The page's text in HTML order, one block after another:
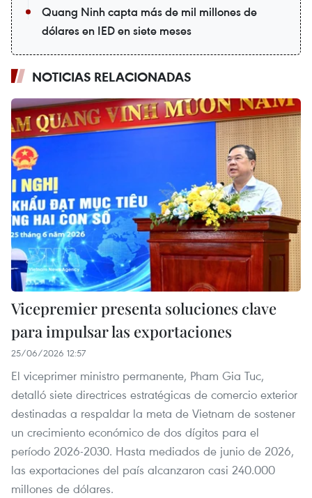
Quang Ninh capta más de mil millones de
dólares en IED en siete meses
NOTICIAS RELACIONADAS
Vicepremier presenta soluciones clave
para impulsar las exportaciones
25/06/2026 12:57
El viceprimer ministro permanente, Pham Gia Tuc,
detalló siete directrices estratégicas de comercio exterior
destinadas a respaldar la meta de Vietnam de sostener
un crecimiento económico de dos dígitos para el
período 2026-2030. Hasta mediados de junio de 2026,
las exportaciones del país alcanzaron casi 240.000
millones de dólares.